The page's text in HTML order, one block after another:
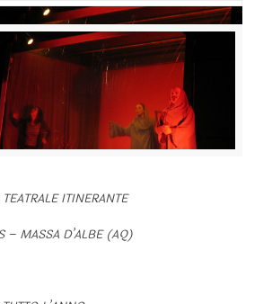
ITINERANTE
– MASSA D’ALBE (AQ)